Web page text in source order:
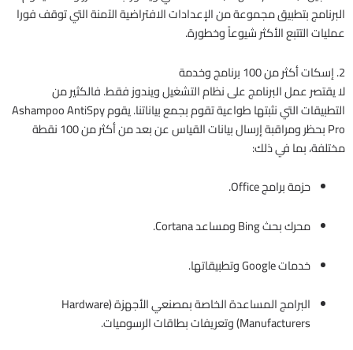
البرنامج بتطبيق مجموعة من الإعدادات الافتراضية الآمنة التي توقف فورا
عمليات التتبع الأكثر شيوعاً وخطورة.
2. إسكات أكثر من 100 برنامج وخدمة
لا يقتصر عمل البرنامج على نظام التشغيل ويندوز فقط. فالكثير من
التطبيقات التي نثبتها طواعية تقوم بجمع بياناتنا. يقوم Ashampoo AntiSpy
Pro بحظر ومراقبة إرسال بيانات القياس عن بعد من أكثر من 100 نقطة
مختلفة، بما في ذلك:
حزمة برامج Office.
محرك بحث Bing ومساعد Cortana.
خدمات Google وتطبيقاتها.
البرامج المساعدة الخاصة بمصنعي الأجهزة (Hardware
Manufacturers) وتعريفات بطاقات الرسوميات.